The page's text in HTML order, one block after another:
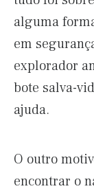
alguma
em
explorador
bote salva-
ajuda.
O outro
encontrar o